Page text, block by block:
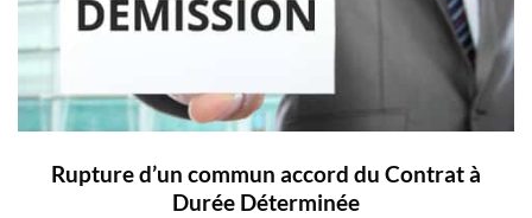
Rupture d’un commun accord du Contrat à
Durée Déterminée